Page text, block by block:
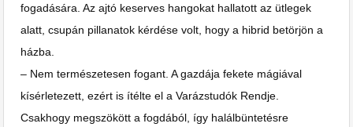
fogadására. Az ajtó keserves hangokat hallatott az ütlegek
alatt, csupán pillanatok kérdése volt, hogy a hibrid betörjön a
házba.
– Nem természetesen fogant. A gazdája fekete mágiával
kísérletezett, ezért is ítélte el a Varázstudók Rendje.
Csakhogy megszökött a fogdából, így halálbüntetésre